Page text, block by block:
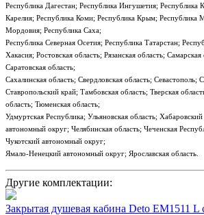
Республика Дагестан; Республика Ингушетия; Республика
Карелия; Республика Коми; Республика Крым; Республика
Мордовия; Республика Саха;
Республика Северная Осетия; Республика Татарстан;
Хакасия; Ростовская область; Рязанская область;
Саратовская область;
Сахалинская область; Свердловская область; Севастополь;
Ставропольский край; Тамбовская область; Тверская
область; Тюменская область;
Удмуртская Республика; Ульяновская область;
автономный округ; Челябинская область; Чеченская
Чукотский автономный округ;
Ямало-Ненецкий автономный округ; Ярославская область.
Другие комплектации:
Закрытая душевая кабина Deto EM1511 L